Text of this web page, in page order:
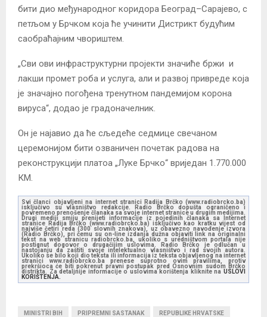
бити дио међународног коридора Београд–Сарајево, с
петљом у Брчком која ће учинити Дистрикт будућим
саобраћајним чвориштем.
„Сви ови инфраструктурни пројекти значиће бржи и
лакши промет роба и услуга, али и развој привреде која
је значајно погођена тренутном пандемијом корона
вируса“, додао је градоначелник.
Он је најавио да ће сљедеће седмице свечаном
церемонијом бити озваничен почетак радова на
реконструкцији платоа „Луке Брчко“ вриједан 1.770.000
КМ.
Svi članci objavljeni na internet stranici Radija Brčko (www.radiobrcko.ba)
isključivo su vlasništvo redakcije. Radio Brčko dopušta ograničeno i
povremeno prenošenje članaka sa svoje internet stranice u drugim medijima.
Drugi mediji smiju prenijeti informacije iz pojedinih članaka sa Internet
stranice Radija Brčko (www.radiobrcko.ba) isključivo kao kratku vijest od
najviše četiri reda (300 slovnih znakova), uz obavezno navođenje izvora
(Radio Brčko), pri čemu su on-line izdanja dužna objaviti link na originalni
tekst na web stranicu radiobrcko.ba, ukoliko s uredništvom portala nije
postignut dogovor o drugačijim uslovima. Radio Brčko je odlučan u
nastojanju da zaštiti svoje intelektualno vlasništvo i rad svojih autora.
Ukoliko se bilo koji dio teksta ili informacija iz teksta objavljenog na internet
stranici www.radiobrcko.ba prenese suprotno ovim pravilima, protiv
prekršioca će biti pokrenut pravni postupak pred Osnovnim sudom Brčko
distrikta. Za detaljnije informacije o uslovima korištenja kliknite na USLOVI
KORIŠTENJA.
MINISTRI BIH PRIPREMNI SASTANAK REPUBLIKE HRVATSKE